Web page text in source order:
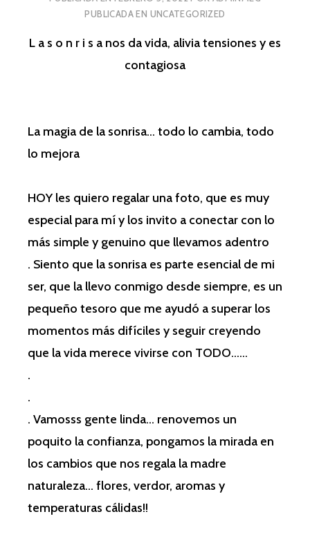
PUBLICADA EN UNCATEGORIZED
L a s o n r i s a nos da vida, alivia tensiones y es
contagiosa
La magia de la sonrisa… todo lo cambia, todo
lo mejora
HOY les quiero regalar una foto, que es muy
especial para mí y los invito a conectar con lo
más simple y genuino que llevamos adentro
. Siento que la sonrisa es parte esencial de mi
ser, que la llevo conmigo desde siempre, es un
pequeño tesoro que me ayudó a superar los
momentos más difíciles y seguir creyendo
que la vida merece vivirse con TODO……
.
.
. Vamosss gente linda… renovemos un
poquito la confianza, pongamos la mirada en
los cambios que nos regala la madre
naturaleza… flores, verdor, aromas y
temperaturas cálidas!!